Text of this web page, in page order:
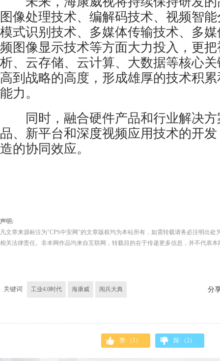
图像处理技术、编解码技术、视频智
模式识别技术、多媒体传输技术、多
频图像显示技术等方面大力投入，更
析、云存储、云计算、大数据等核心
高到战略的高度，形成雄厚的技术积
能力。
同时，融合硬件产品和行业解决方
品、新平台和深度视频应用技术的开
造的协同效应。
声明:
凡文章来源标注为"CPS中安网"的文章版权均为本站所有，如需转载请务必注明出处
相关法律责任。非本网作品均来自互联网，转载目的在于传递更多信息，并不代表
关键词 工业4.0时代 海康威 阅兵大典 分
赞:（ 1 ） 踩:（2）